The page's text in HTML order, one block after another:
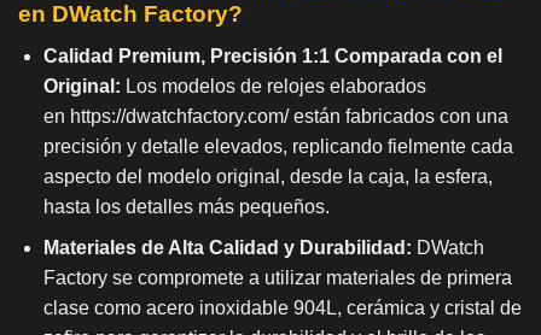
en DWatch Factory?
Calidad Premium, Precisión 1:1 Comparada con el
Original: Los modelos de relojes elaborados
en https://dwatchfactory.com/están fabricados con una
precisión y detalle elevados, replicando fielmente cada
aspecto del modelo original, desde la caja, la esfera,
hasta los detalles más pequeños.
Materiales de Alta Calidad y Durabilidad: DWatch
Factory se compromete a utilizar materiales de primera
clase como acero inoxidable 904L, cerámica y cristal de